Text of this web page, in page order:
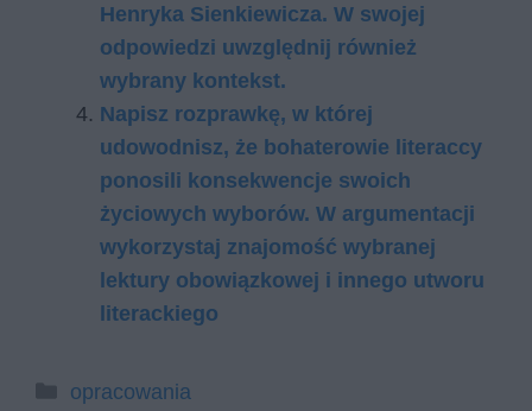
Henryka Sienkiewicza. W swojej
odpowiedzi uwzględnij również
wybrany kontekst.
Napisz rozprawkę, w której
udowodnisz, że bohaterowie literaccy
ponosili konsekwencje swoich
życiowych wyborów. W argumentacji
wykorzystaj znajomość wybranej
lektury obowiązkowej i innego utworu
literackiego
Kategorie
opracowania